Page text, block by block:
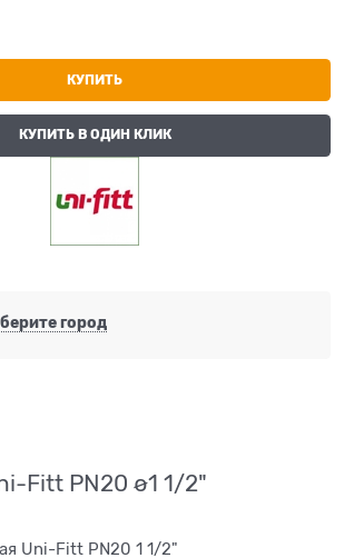
КУПИТЬ
КУПИТЬ В ОДИН КЛИК
город
Fitt PN20 ø1 1/2"
Uni-Fitt PN20 1 1/2"